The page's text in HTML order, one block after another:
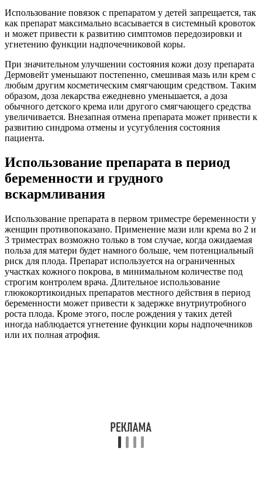
Использование повязок с препаратом у детей запрещается, так
как препарат максимально всасывается в системный кровоток
и может привести к развитию симптомов передозировки и
угнетению функции надпочечниковой коры.
При значительном улучшении состояния кожи дозу препарата
Дермовейт уменьшают постепенно, смешивая мазь или крем с
любым другим косметическим смягчающим средством. Таким
образом, доза лекарства ежедневно уменьшается, а доза
обычного детского крема или другого смягчающего средства
увеличивается. Внезапная отмена препарата может привести к
развитию синдрома отмены и усугубления состояния
пациента.
Использование препарата в период
беременности и грудного
вскармливания
Использование препарата в первом триместре беременности у
женщин противопоказано. Применение мази или крема во 2 и
3 триместрах возможно только в том случае, когда ожидаемая
польза для матери будет намного больше, чем потенциальный
риск для плода. Препарат используется на ограниченных
участках кожного покрова, в минимальном количестве под
строгим контролем врача. Длительное использование
глюкокортикоидных препаратов местного действия в период
беременности может привести к задержке внутриутробного
роста плода. Кроме этого, после рождения у таких детей
иногда наблюдается угнетение функции коры надпочечников
или их полная атрофия.